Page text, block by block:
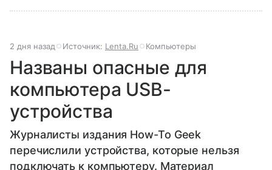
2 дня назад Источник: Lenta.Ru Компьютеры
Названы опасные для
компьютера USB-
устройства
Журналисты издания How-To Geek
перечислили устройства, которые нельзя
подключать к компьютеру. Материал